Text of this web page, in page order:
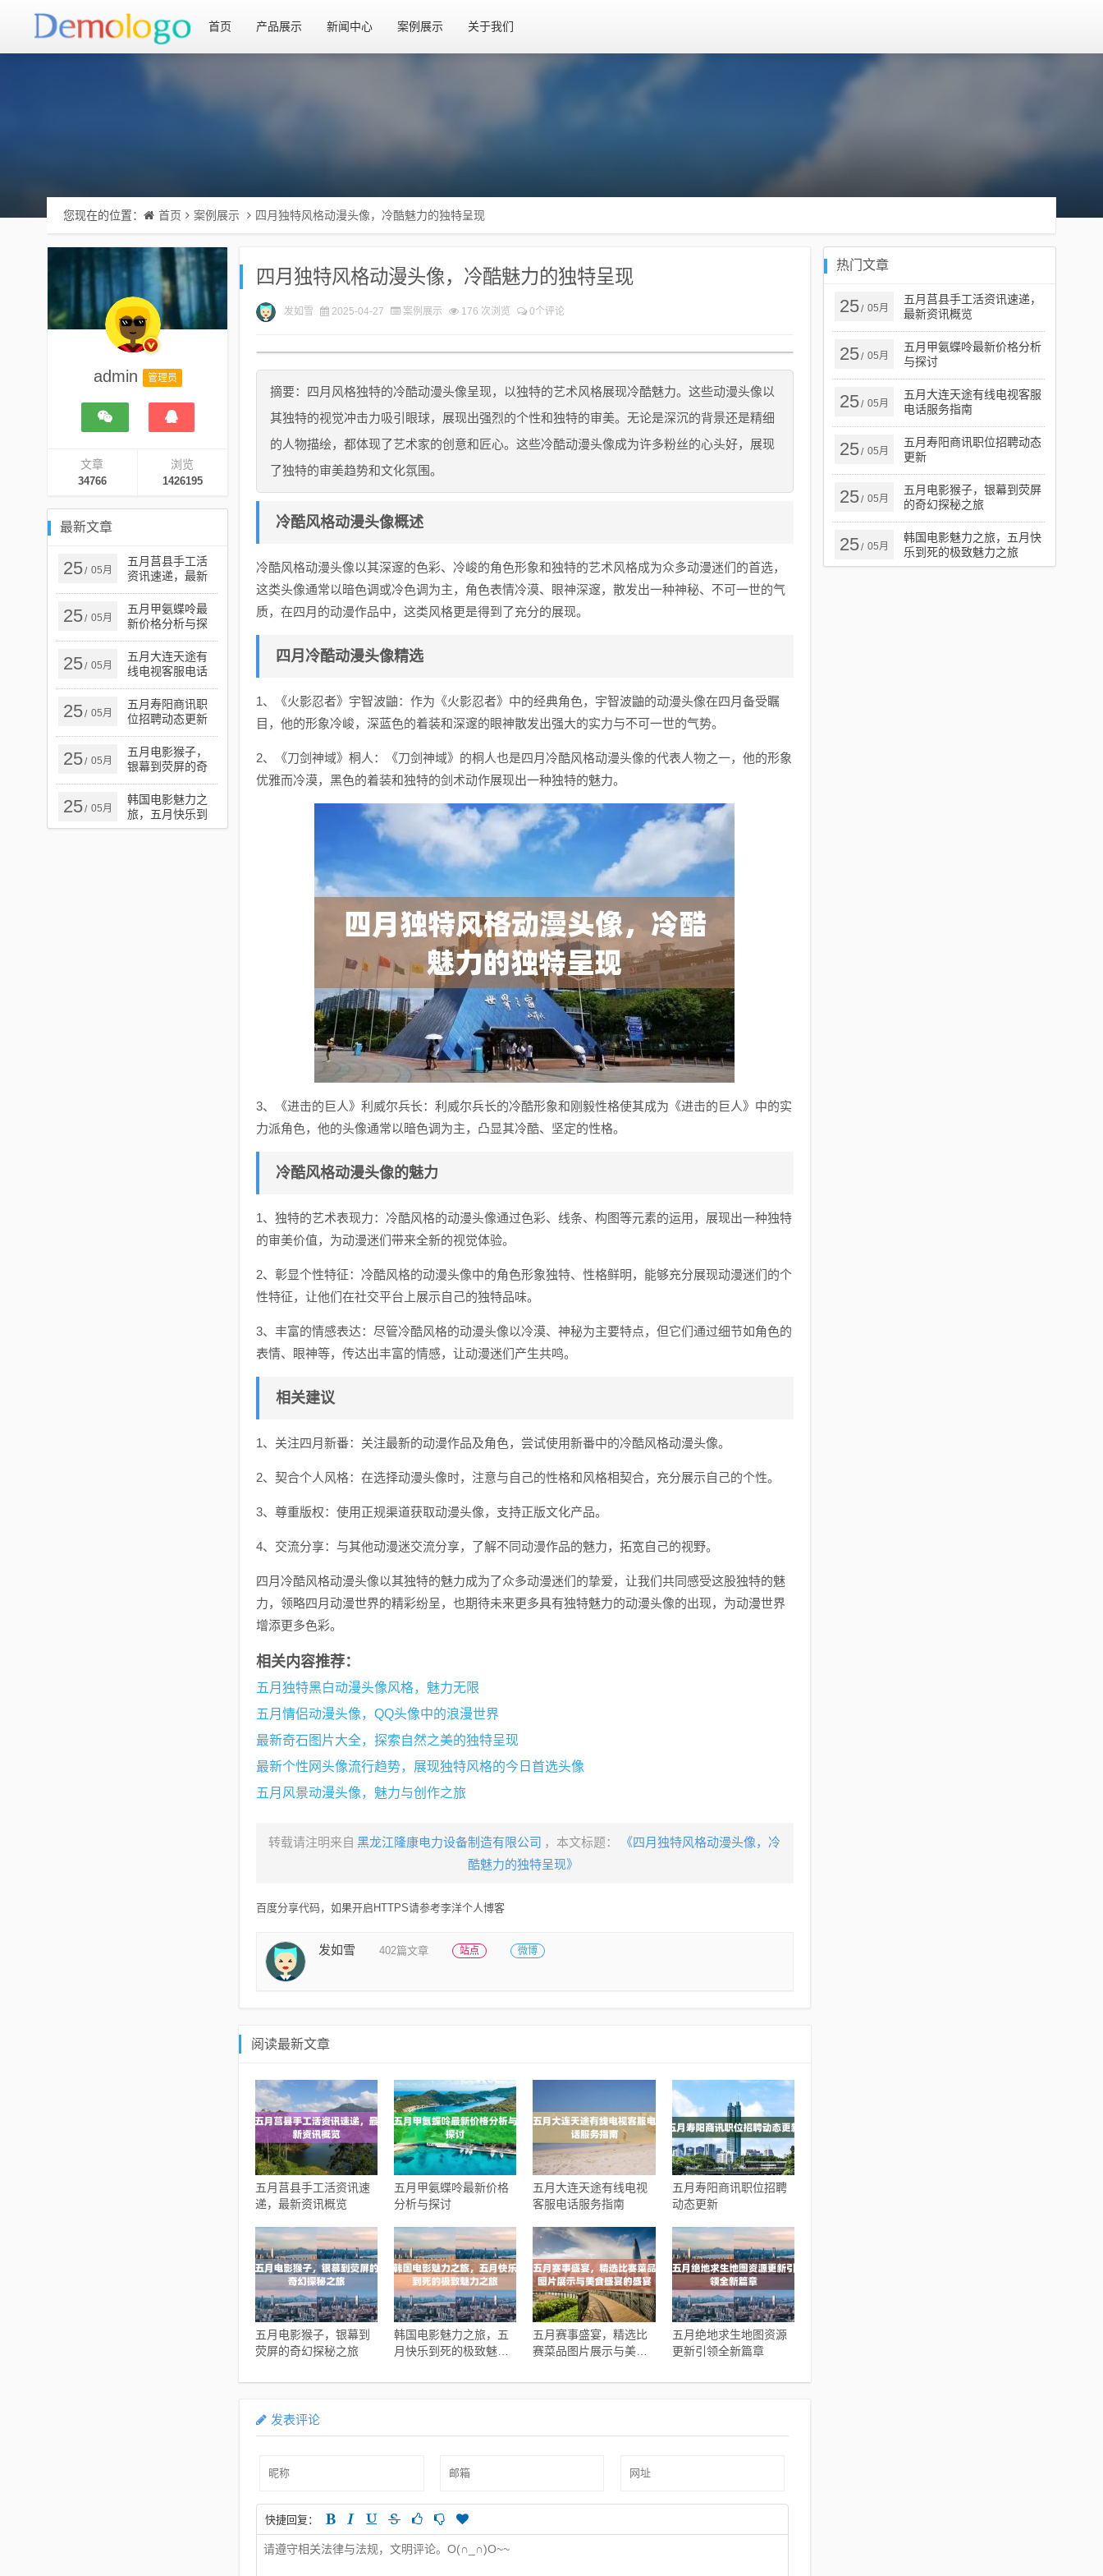
首页 产品展示 新闻中心 案例展示 关于我们
您现在的位置： 首页 案例展示 四月独特风格动漫头像，冷酷魅力的独特呈现
admin 管理员
文章
34766
浏览
1426195
最新文章
25/ 05月
五月莒县手工活
资讯速递，最新
资讯概览
25/ 05月
五月甲氨蝶呤最
新价格分析与探
讨
25/ 05月
五月大连天途有
线电视客服电话
服务指南
25/ 05月
五月寿阳商讯职
位招聘动态更新
25/ 05月
五月电影猴子，
银幕到荧屏的奇
幻探秘之旅
25/ 05月
韩国电影魅力之
旅，五月快乐到
死的极致魅力之
四月独特风格动漫头像，冷酷魅力的独特呈现
发如雪 2025-04-27 案例展示 176 次浏览 0个评论
摘要：四月风格独特的冷酷动漫头像呈现，以独特的艺术风格展现冷酷魅力。这些动漫头像以
其独特的视觉冲击力吸引眼球，展现出强烈的个性和独特的审美。无论是深沉的背景还是精细
的人物描绘，都体现了艺术家的创意和匠心。这些冷酷动漫头像成为许多粉丝的心头好，展现
了独特的审美趋势和文化氛围。
冷酷风格动漫头像概述
冷酷风格动漫头像以其深邃的色彩、冷峻的角色形象和独特的艺术风格成为众多动漫迷们的首选，
这类头像通常以暗色调或冷色调为主，角色表情冷漠、眼神深邃，散发出一种神秘、不可一世的气
质，在四月的动漫作品中，这类风格更是得到了充分的展现。
四月冷酷动漫头像精选
1、《火影忍者》宇智波鼬：作为《火影忍者》中的经典角色，宇智波鼬的动漫头像在四月备受瞩
目，他的形象冷峻，深蓝色的着装和深邃的眼神散发出强大的实力与不可一世的气势。
2、《刀剑神域》桐人：《刀剑神域》的桐人也是四月冷酷风格动漫头像的代表人物之一，他的形象
优雅而冷漠，黑色的着装和独特的剑术动作展现出一种独特的魅力。
3、《进击的巨人》利威尔兵长：利威尔兵长的冷酷形象和刚毅性格使其成为《进击的巨人》中的实
力派角色，他的头像通常以暗色调为主，凸显其冷酷、坚定的性格。
冷酷风格动漫头像的魅力
1、独特的艺术表现力：冷酷风格的动漫头像通过色彩、线条、构图等元素的运用，展现出一种独特
的审美价值，为动漫迷们带来全新的视觉体验。
2、彰显个性特征：冷酷风格的动漫头像中的角色形象独特、性格鲜明，能够充分展现动漫迷们的个
性特征，让他们在社交平台上展示自己的独特品味。
3、丰富的情感表达：尽管冷酷风格的动漫头像以冷漠、神秘为主要特点，但它们通过细节如角色的
表情、眼神等，传达出丰富的情感，让动漫迷们产生共鸣。
相关建议
1、关注四月新番：关注最新的动漫作品及角色，尝试使用新番中的冷酷风格动漫头像。
2、契合个人风格：在选择动漫头像时，注意与自己的性格和风格相契合，充分展示自己的个性。
3、尊重版权：使用正规渠道获取动漫头像，支持正版文化产品。
4、交流分享：与其他动漫迷交流分享，了解不同动漫作品的魅力，拓宽自己的视野。
四月冷酷风格动漫头像以其独特的魅力成为了众多动漫迷们的挚爱，让我们共同感受这股独特的魅
力，领略四月动漫世界的精彩纷呈，也期待未来更多具有独特魅力的动漫头像的出现，为动漫世界
增添更多色彩。
相关内容推荐：
五月独特黑白动漫头像风格，魅力无限
五月情侣动漫头像，QQ头像中的浪漫世界
最新奇石图片大全，探索自然之美的独特呈现
最新个性网头像流行趋势，展现独特风格的今日首选头像
五月风景动漫头像，魅力与创作之旅
转载请注明来自 黑龙江隆康电力设备制造有限公司 ，本文标题：
《四月独特风格动漫头像，冷
酷魅力的独特呈现》
百度分享代码，如果开启HTTPS请参考李洋个人博客
发如雪 402篇文章 站点 微博
阅读最新文章
五月莒县手工活资讯速
递，最新资讯概览
五月甲氨蝶呤最新价格
分析与探讨
五月大连天途有线电视
客服电话服务指南
五月寿阳商讯职位招聘
动态更新
五月电影猴子，银幕到
荧屏的奇幻探秘之旅
韩国电影魅力之旅，五
月快乐到死的极致魅力
五月赛事盛宴，精选比
赛菜品图片展示与美食
五月绝地求生地图资源
更新引领全新篇章
发表评论
快捷回复：
热门文章
25/ 05月
五月莒县手工活资讯速递，
最新资讯概览
25/ 05月
五月甲氨蝶呤最新价格分析
与探讨
25/ 05月
五月大连天途有线电视客服
电话服务指南
25/ 05月
五月寿阳商讯职位招聘动态
更新
25/ 05月
五月电影猴子，银幕到荧屏
的奇幻探秘之旅
25/ 05月
韩国电影魅力之旅，五月快
乐到死的极致魅力之旅